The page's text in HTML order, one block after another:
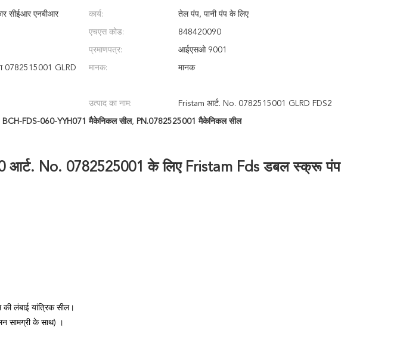
सीईआर एनबीआर कार्य: तेल पंप, पानी पंप के लिए
एचएस कोड: 848420090
प्रमाणपत्र: आईएसओ 9001
0782515001 GLRD मानक: मानक
उत्पाद का नाम: Fristam आर्ट. No. 0782515001 GLRD FDS2
BCH-FDS-060-YYH071 मैकेनिकल सील, PN.0782525001 मैकेनिकल सील
आर्ट. No. 0782525001 के लिए Fristam Fds डबल स्क्रू पंप
लंबाई यांत्रिक सील।
सामग्री के साथ) ।